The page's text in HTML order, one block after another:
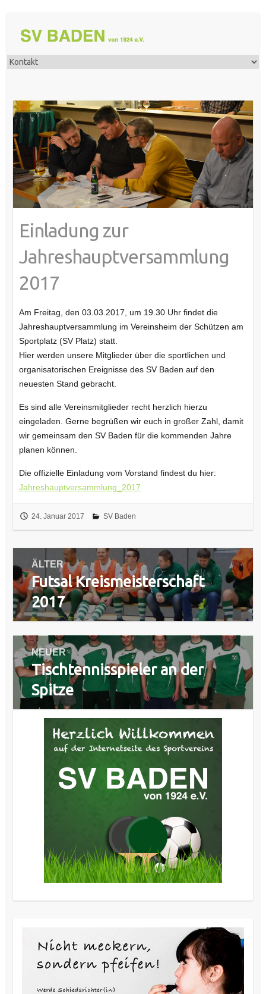
Einladung zur
Jahreshauptversammlung
2017
Am Freitag, den 03.03.2017, um 19.30 Uhr findet die
Jahreshauptversammlung im Vereinsheim der Schützen am
Sportplatz (SV Platz) statt.
Hier werden unsere Mitglieder über die sportlichen und
organisatorischen Ereignisse des SV Baden auf den
neuesten Stand gebracht.
Es sind alle Vereinsmitglieder recht herzlich hierzu
eingeladen. Gerne begrüßen wir euch in großer Zahl, damit
wir gemeinsam den SV Baden für die kommenden Jahre
planen können.
Die offizielle Einladung vom Vorstand findest du hier:
Jahreshauptversammlung_2017
24. Januar 2017 SV Baden
Beitragsnavigation
ÄLTER
Vorheriger
Beitrag:
Futsal Kreismeisterschaft
2017
NEUER
Nächster
Beitrag:
Tischtennisspieler an der
Spitze